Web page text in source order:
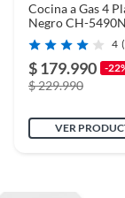
Cocina a Gas 4
Negro CH-
4
$ 179.990 -
$ 229.990
VER